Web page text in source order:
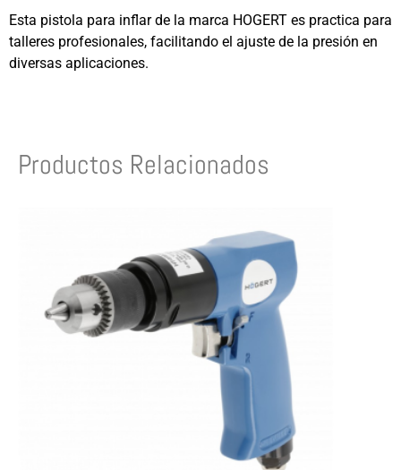
Esta pistola para inflar de la marca HOGERT es practica para
talleres profesionales, facilitando el ajuste de la presión en
diversas aplicaciones.
Productos Relacionados